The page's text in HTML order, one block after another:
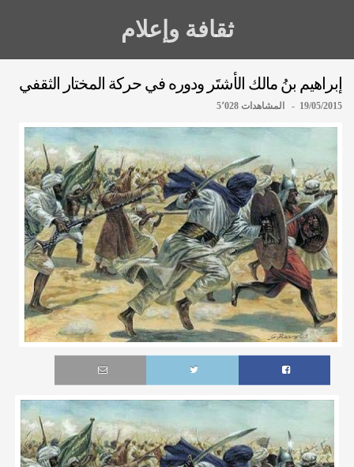
ثقافة وإعلام
إبراهيم بنُ مالك الأشتَر ودوره في حركة المختار الثقفي
19/05/2015 - المشاهدات 5٬028